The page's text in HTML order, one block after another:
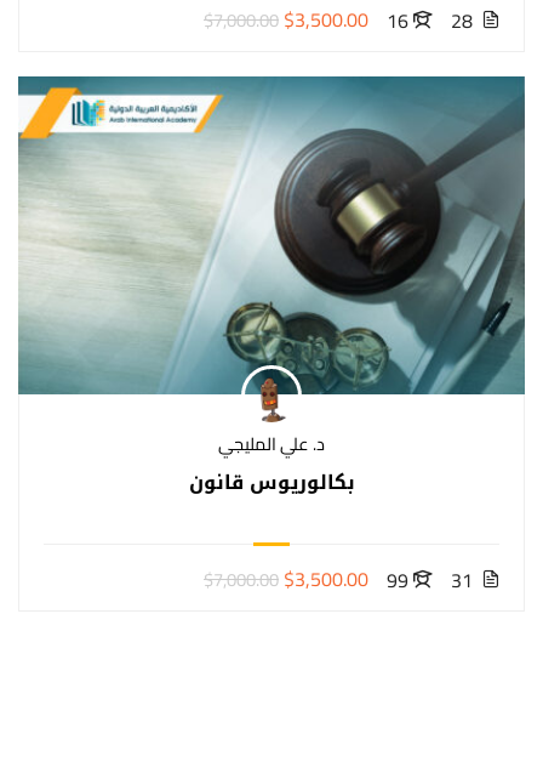
28
16
$7,000.00$3,500.00
د. علي المليجي
بكالوريوس قانون
31
99
$7,000.00$3,500.00